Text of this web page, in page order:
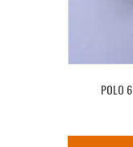
POLO